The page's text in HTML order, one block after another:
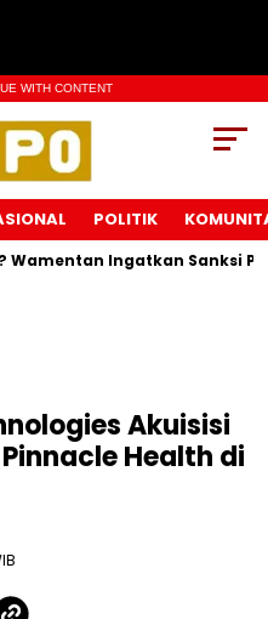
WITH CONTENT
POLITIK
Ingatkan Sanksi
Akuisisi
Health di